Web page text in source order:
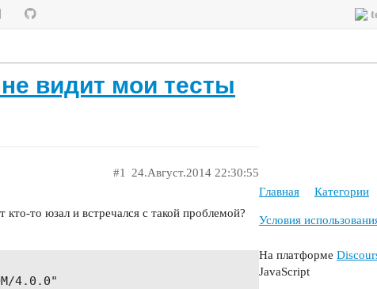
видит мои тесты
24.Август.2014 22:30:55
#1
то юзал и встречался с такой проблемой?
4.0.0"
Главная Категории
Условия
На платформе
JavaScript